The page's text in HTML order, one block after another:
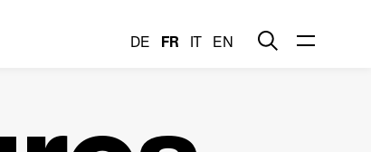
DE FR IT EN